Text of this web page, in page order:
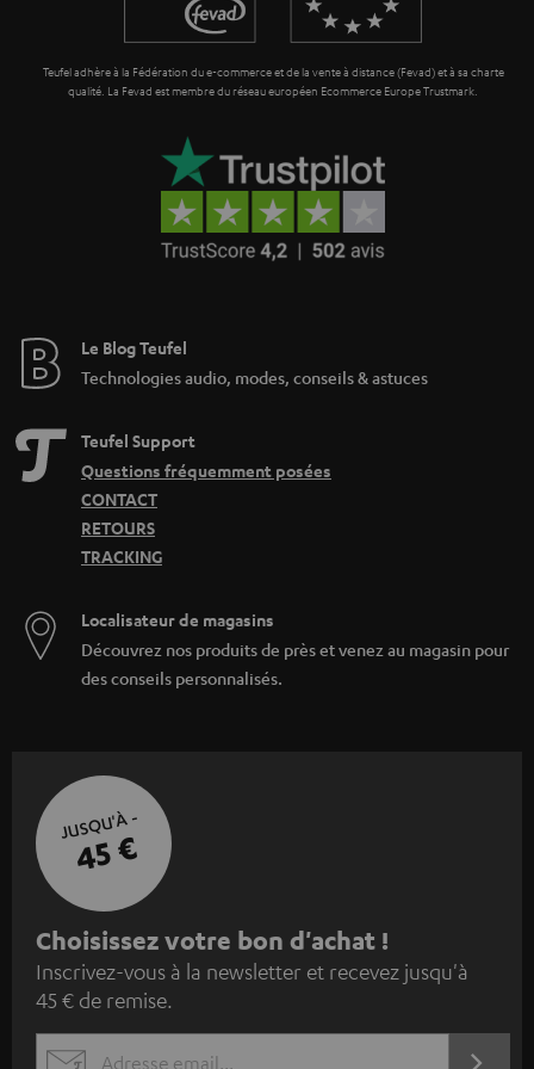
n
i
Teufel adhère à la Fédération du e-commerce et de la vente à distance (Fevad) et à sa charte
qualité. La Fevad est membre du réseau européen Ecommerce Europe Trustmark.
Le Blog Teufel
Technologies audio, modes, conseils & astuces
Teufel Support
Questions fréquemment posées
CONTACT
RETOURS
TRACKING
Localisateur de magasins
Découvrez nos produits de près et venez au magasin pour
des conseils personnalisés.
JUSQU'À -
45 €
I
n
s
c
Choisissez votre bon d'achat !
Inscrivez-vous à la newsletter et recevez jusqu'à
45 € de remise.